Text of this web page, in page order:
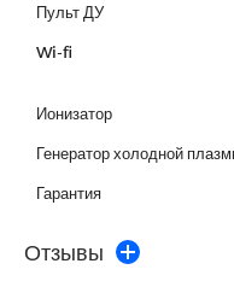
Пульт ДУ
Wi-fi
Ионизатор
Генератор холодной
Гарантия
Отзывы